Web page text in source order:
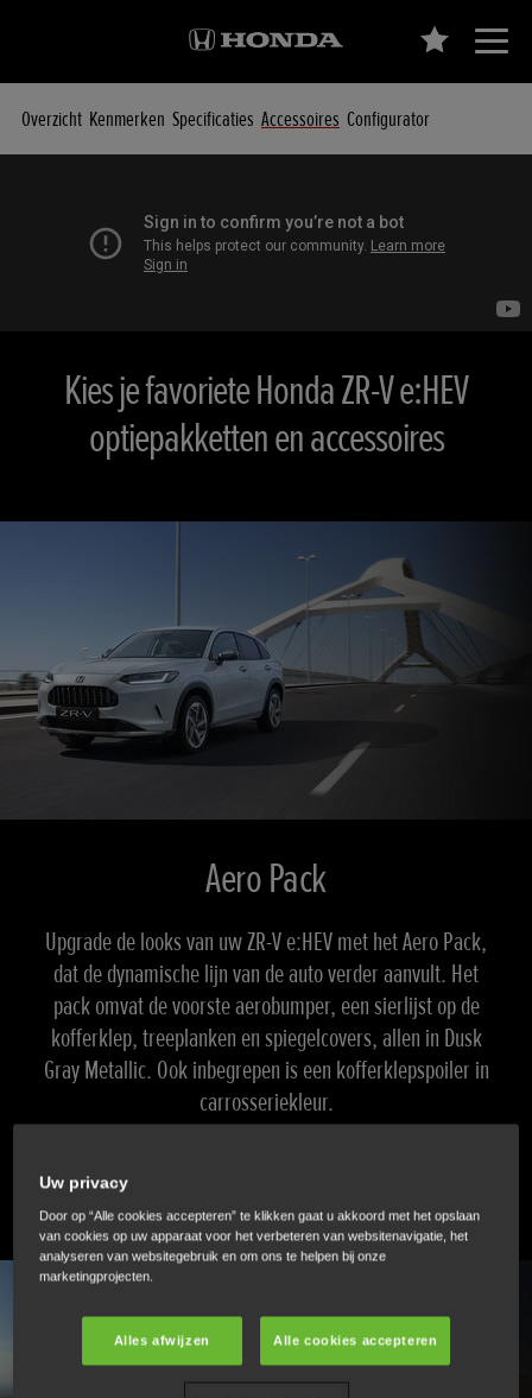
Overzicht Kenmerken Specificaties Accessoires Configurator
Kies je favoriete Honda ZR-V e:HEV
optiepakketten en accessoires
Aero Pack
Upgrade de looks van uw ZR-V e:HEV met het Aero Pack,
dat de dynamische lijn van de auto verder aanvult. Het
pack omvat de voorste aerobumper, een sierlijst op de
kofferklep, treeplanken en spiegelcovers, allen in Dusk
Gray Metallic. Ook inbegrepen is een kofferklepspoiler in
carrosseriekleur.
De getoonde lichtmetalen velgen zijn een optie.
Uw privacy
Door op “Alle cookies accepteren” te klikken gaat u akkoord met het opslaan
van cookies op uw apparaat voor het verbeteren van websitenavigatie, het
analyseren van websitegebruik en om ons te helpen bij onze
marketingprojecten.
Alles afwijzen Alle cookies accepteren